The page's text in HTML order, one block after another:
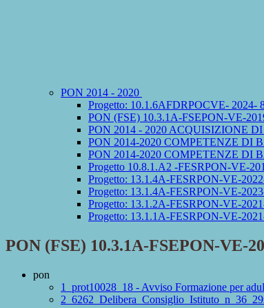
PON 2014 - 2020
Progetto: 10.1.6AFDRPOCVE-
PON (FSE) 10.3.1A-FSEPON-VE-
PON 2014 - 2020 ACQUISIZIONE
PON 2014-2020 COMPETENZE DI
PON 2014-2020 COMPETENZE DI
Progetto 10.8.1.A2 -FESRPON-VE-
Progetto: 13.1.4A-FESRPON-VE-
Progetto: 13.1.4A-FESRPON-VE-
Progetto: 13.1.2A-FESRPON-VE-
Progetto: 13.1.1A-FESRPON-VE-
PON (FSE) 10.3.1A-FSEPON-VE-
pon
1_prot10028_18 - Avviso Formazione per